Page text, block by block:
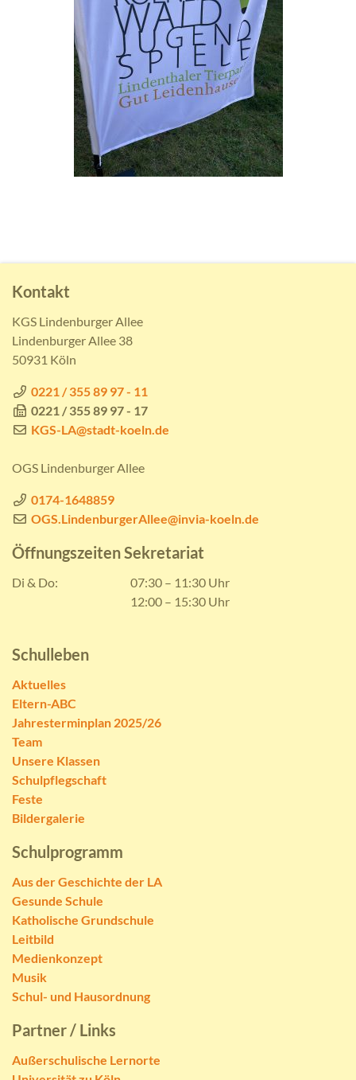
Kontakt
KGS Lindenburger Allee
Lindenburger Allee 38
50931 Köln
0221 / 355 89 97 - 11
0221 / 355 89 97 - 17
KGS-LA@stadt-koeln.de
OGS Lindenburger Allee
0174-1648859
OGS.LindenburgerAllee@invia-koeln.de
Öffnungszeiten Sekretariat
Di & Do:
07:30 – 11:30 Uhr
12:00 – 15:30 Uhr
Schulleben
Aktuelles
Eltern-ABC
Jahresterminplan 2025/26
Team
Unsere Klassen
Schulpflegschaft
Feste
Bildergalerie
Schulprogramm
Aus der Geschichte der LA
Gesunde Schule
Katholische Grundschule
Leitbild
Medienkonzept
Musik
Schul- und Hausordnung
Partner / Links
Außerschulische Lernorte